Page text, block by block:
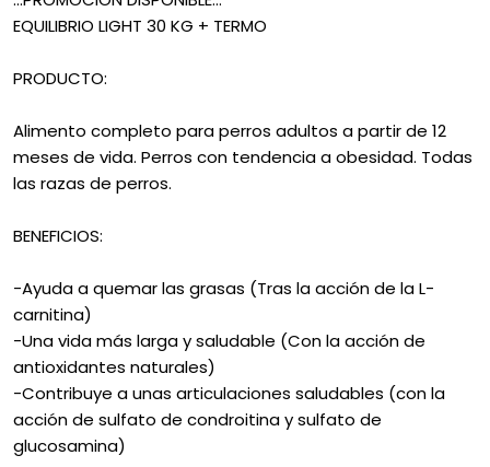
EQUILIBRIO LIGHT 30 KG + TERMO
PRODUCTO:
Alimento completo para perros adultos a partir de 12
meses de vida. Perros con tendencia a obesidad. Todas
las razas de perros.
BENEFICIOS:
-Ayuda a quemar las grasas (Tras la acción de la L-
carnitina)
-Una vida más larga y saludable (Con la acción de
antioxidantes naturales)
-Contribuye a unas articulaciones saludables (con la
acción de sulfato de condroitina y sulfato de
glucosamina)